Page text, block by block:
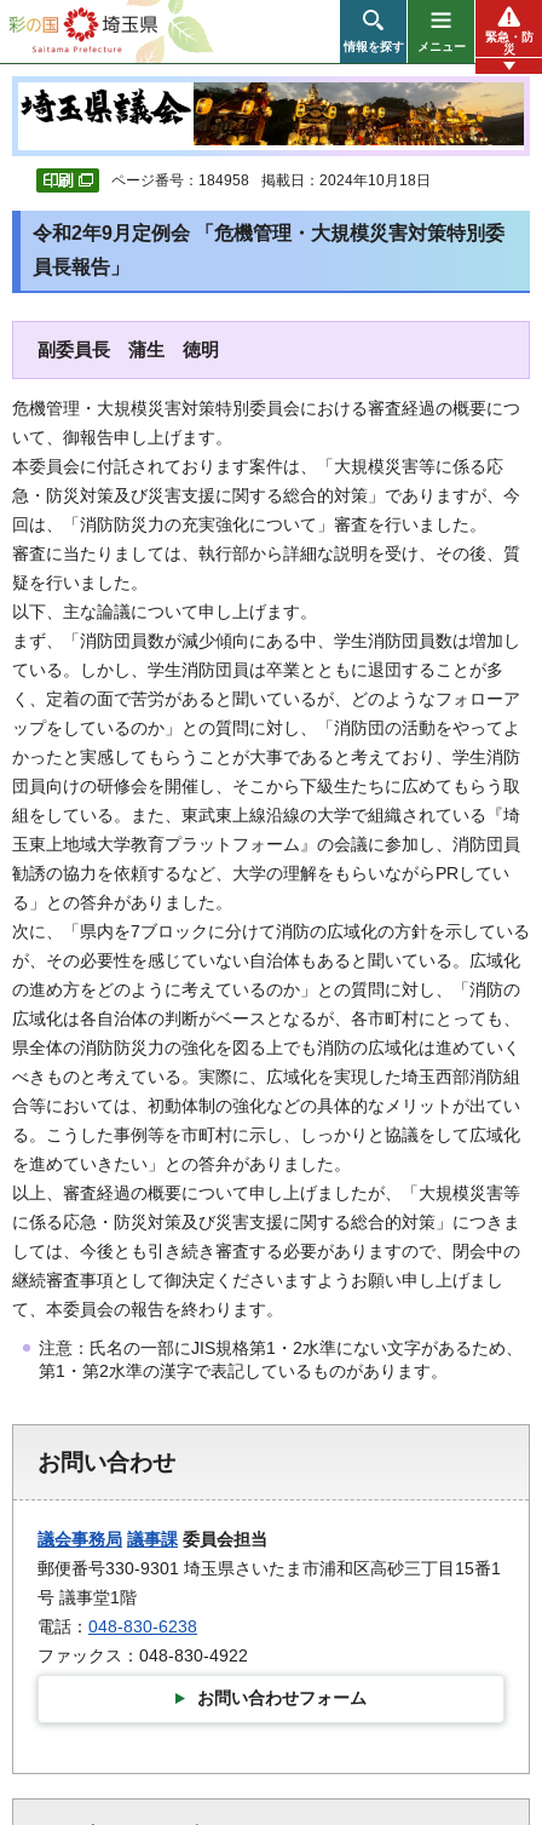
彩の国 埼玉県
情報を探す メニュー
緊急・防
災
ページ番号：184958 掲載日：2024年10月18日
令和2年9月定例会 「危機管理・大規模災害対策特別委
員長報告」
副委員長 蒲生 徳明
危機管理・大規模災害対策特別委員会における審査経過の概要につ
いて、御報告申し上げます。
本委員会に付託されております案件は、「大規模災害等に係る応
急・防災対策及び災害支援に関する総合的対策」でありますが、今
回は、「消防防災力の充実強化について」審査を行いました。
審査に当たりましては、執行部から詳細な説明を受け、その後、質
疑を行いました。
以下、主な論議について申し上げます。
まず、「消防団員数が減少傾向にある中、学生消防団員数は増加し
ている。しかし、学生消防団員は卒業とともに退団することが多
く、定着の面で苦労があると聞いているが、どのようなフォローア
ップをしているのか」との質問に対し、「消防団の活動をやってよ
かったと実感してもらうことが大事であると考えており、学生消防
団員向けの研修会を開催し、そこから下級生たちに広めてもらう取
組をしている。また、東武東上線沿線の大学で組織されている『埼
玉東上地域大学教育プラットフォーム』の会議に参加し、消防団員
勧誘の協力を依頼するなど、大学の理解をもらいながらPRしてい
る」との答弁がありました。
次に、「県内を7ブロックに分けて消防の広域化の方針を示している
が、その必要性を感じていない自治体もあると聞いている。広域化
の進め方をどのように考えているのか」との質問に対し、「消防の
広域化は各自治体の判断がベースとなるが、各市町村にとっても、
県全体の消防防災力の強化を図る上でも消防の広域化は進めていく
べきものと考えている。実際に、広域化を実現した埼玉西部消防組
合等においては、初動体制の強化などの具体的なメリットが出てい
る。こうした事例等を市町村に示し、しっかりと協議をして広域化
を進めていきたい」との答弁がありました。
以上、審査経過の概要について申し上げましたが、「大規模災害等
に係る応急・防災対策及び災害支援に関する総合的対策」につきま
しては、今後とも引き続き審査する必要がありますので、閉会中の
継続審査事項として御決定くださいますようお願い申し上げまし
て、本委員会の報告を終わります。
注意：氏名の一部にJIS規格第1・2水準にない文字があるため、
第1・第2水準の漢字で表記しているものがあります。
お問い合わせ
議会事務局 議事課 委員会担当
郵便番号330-9301 埼玉県さいたま市浦和区高砂三丁目15番1
号 議事堂1階
電話： 048-830-6238
ファックス：048-830-4922
お問い合わせフォーム